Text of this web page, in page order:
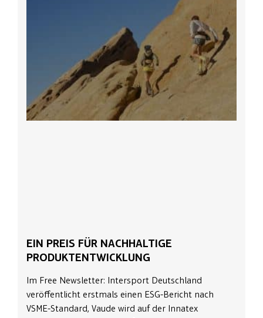
EIN PREIS FÜR NACHHALTIGE
PRODUKTENTWICKLUNG
Im Free Newsletter: Intersport Deutschland
veröffentlicht erstmals einen ESG-Bericht nach
VSME-Standard, Vaude wird auf der Innatex